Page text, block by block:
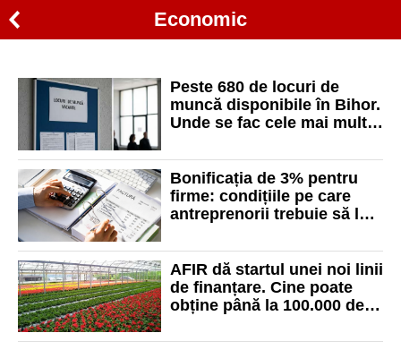
Economic
Peste 680 de locuri de
muncă disponibile în Bihor.
Unde se fac cele mai multe
Bonificația de 3% pentru
firme: condițiile pe care
antreprenorii trebuie să le
AFIR dă startul unei noi linii
de finanțare. Cine poate
obține până la 100.000 de